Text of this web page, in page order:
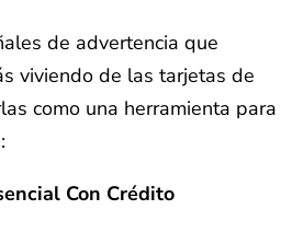
de advertencia que
viviendo de las tarjetas de
como una herramienta para
Con Crédito